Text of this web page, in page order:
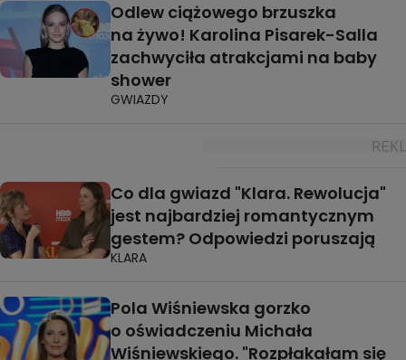
Odlew ciążowego brzuszka
na żywo! Karolina Pisarek-Salla
zachwyciła atrakcjami na baby
shower
GWIAZDY
Co dla gwiazd "Klara. Rewolucja"
jest najbardziej romantycznym
gestem? Odpowiedzi poruszają
KLARA
Pola Wiśniewska gorzko
o oświadczeniu Michała
Wiśniewskiego. "Rozpłakałam się